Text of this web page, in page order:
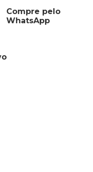
Compre pelo
WhatsApp